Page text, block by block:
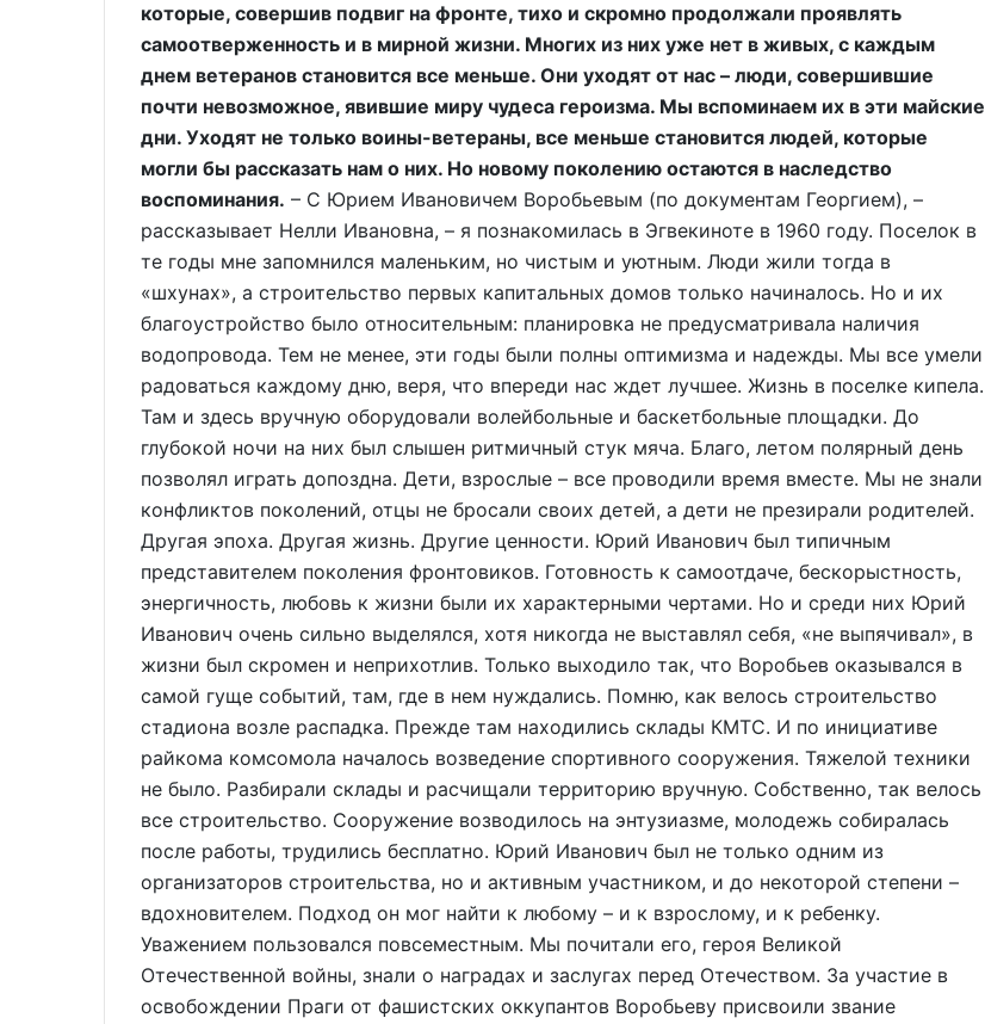
которые, совершив подвиг на фронте, тихо и скромно продолжали проявлять
самоотверженность и в мирной жизни. Многих из них уже нет в живых, с каждым
днем ветеранов становится все меньше. Они уходят от нас – люди, совершившие
почти невозможное, явившие миру чудеса героизма. Мы вспоминаем их в эти майские
дни. Уходят не только воины-ветераны, все меньше становится людей, которые
могли бы рассказать нам о них. Но новому поколению остаются в наследство
воспоминания. – С Юрием Ивановичем Воробьевым (по документам Георгием), –
рассказывает Нелли Ивановна, – я познакомилась в Эгвекиноте в 1960 году. Поселок в
те годы мне запомнился маленьким, но чистым и уютным. Люди жили тогда в
«шхунах», а строительство первых капитальных домов только начиналось. Но и их
благоустройство было относительным: планировка не предусматривала наличия
водопровода. Тем не менее, эти годы были полны оптимизма и надежды. Мы все умели
радоваться каждому дню, веря, что впереди нас ждет лучшее. Жизнь в поселке кипела.
Там и здесь вручную оборудовали волейбольные и баскетбольные площадки. До
глубокой ночи на них был слышен ритмичный стук мяча. Благо, летом полярный день
позволял играть допоздна. Дети, взрослые – все проводили время вместе. Мы не знали
конфликтов поколений, отцы не бросали своих детей, а дети не презирали родителей.
Другая эпоха. Другая жизнь. Другие ценности. Юрий Иванович был типичным
представителем поколения фронтовиков. Готовность к самоотдаче, бескорыстность,
энергичность, любовь к жизни были их характерными чертами. Но и среди них Юрий
Иванович очень сильно выделялся, хотя никогда не выставлял себя, «не выпячивал», в
жизни был скромен и неприхотлив. Только выходило так, что Воробьев оказывался в
самой гуще событий, там, где в нем нуждались. Помню, как велось строительство
стадиона возле распадка. Прежде там находились склады КМТС. И по инициативе
райкома комсомола началось возведение спортивного сооружения. Тяжелой техники
не было. Разбирали склады и расчищали территорию вручную. Собственно, так велось
все строительство. Сооружение возводилось на энтузиазме, молодежь собиралась
после работы, трудились бесплатно. Юрий Иванович был не только одним из
организаторов строительства, но и активным участником, и до некоторой степени –
вдохновителем. Подход он мог найти к любому – и к взрослому, и к ребенку.
Уважением пользовался повсеместным. Мы почитали его, героя Великой
Отечественной войны, знали о наградах и заслугах перед Отечеством. За участие в
освобождении Праги от фашистских оккупантов Воробьеву присвоили звание